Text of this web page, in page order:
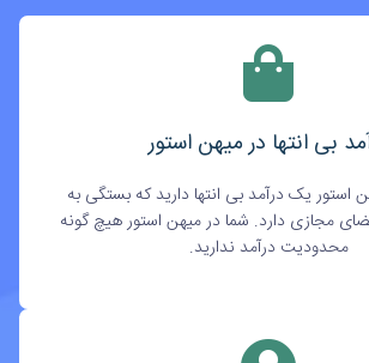
بی انتها در میهن استور
استور یک درآمد بی انتها دارید که بستگی به
مجازی دارد. شما در میهن استور هیچ گونه
محدودیت درآمد ندارید.